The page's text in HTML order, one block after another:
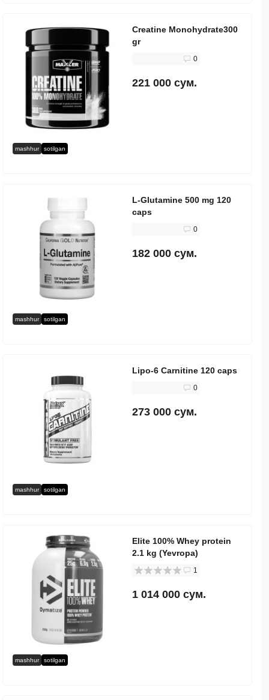
mashhur sotilgan
Creatine Monohydrate300
gr
0
221 000 сум.
mashhur sotilgan
L-Glutamine 500 mg 120
caps
0
182 000 сум.
mashhur sotilgan
Lipo-6 Carnitine 120 caps
0
273 000 сум.
mashhur sotilgan
Elite 100% Whey protein
2.1 kg (Yevropa)
1
1 014 000 сум.